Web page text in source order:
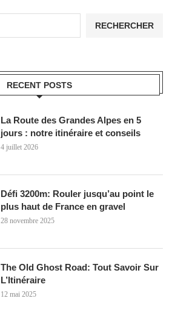
RECHERCHER
RECENT POSTS
La Route des Grandes Alpes en 5
jours : notre itinéraire et conseils
4 juillet 2026
Défi 3200m: Rouler jusqu’au point le
plus haut de France en gravel
28 novembre 2025
The Old Ghost Road: Tout Savoir Sur
L’Itinéraire
12 mai 2025